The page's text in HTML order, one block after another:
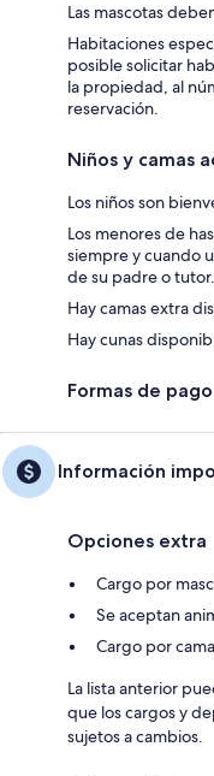
Las mascotas
Habitaciones
posible solicitar
la propiedad, al
reservación.
Niños y camas
Los niños son
Los menores de
siempre y cuando
de su padre o tutor.
Hay camas extra
Hay cunas
Formas de pago
Información
Opciones extra
Cargo por
Se aceptan
Cargo por
La lista anterior
que los cargos y
sujetos a cambios.